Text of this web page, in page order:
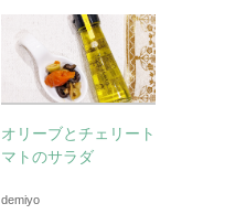
オリーブとチェリート
マトのサラダ
demiyo